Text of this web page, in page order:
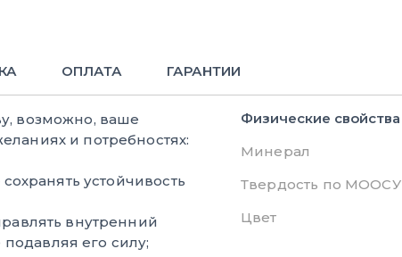
ОПЛАТА ГАРАНТИИ
возможно, ваше
и потребностях:
устойчивость
внутренний
его силу;
Физические свойства
Минерал
Твердость по МООСУ
Цвет